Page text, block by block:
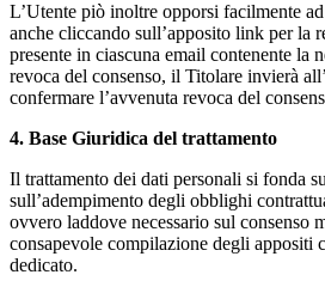
L’Utente piò inoltre opporsi facilmente
anche cliccando sull’apposito link per la
presente in ciascuna email contenente la
revoca del consenso, il Titolare invierà
confermare l’avvenuta revoca del
4. Base Giuridica del trattamento
Il trattamento dei dati personali si fonda
sull’adempimento degli obblighi
ovvero laddove necessario sul consenso
consapevole compilazione degli
dedicato.